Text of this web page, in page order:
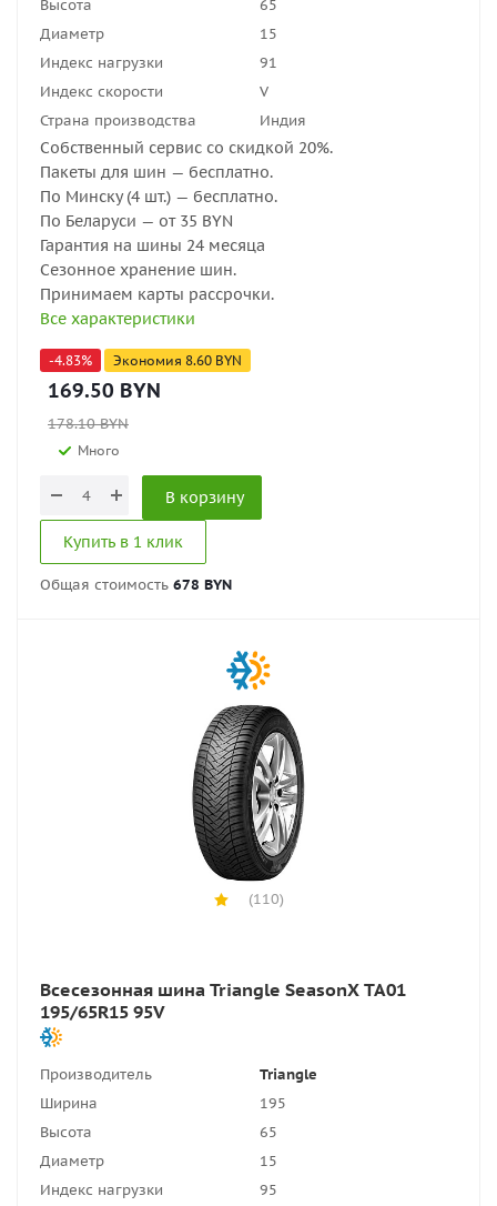
Высота
65
Диаметр
15
Индекс нагрузки
91
Индекс скорости
V
Страна производства
Индия
Собственный сервис со скидкой 20%.
Пакеты для шин — бесплатно.
По Минску (4 шт.) — бесплатно.
По Беларуси — от 35 BYN
Гарантия на шины 24 месяца
Сезонное хранение шин.
Принимаем карты рассрочки.
Все характеристики
-4.83% Экономия 8.60 BYN
169.50 BYN
178.10BYN
Много
В корзину
Купить в 1 клик
Общая стоимость 678 BYN
(110)
Всесезонная шина Triangle SeasonX TA01
195/65R15 95V
Производитель
Triangle
Ширина
195
Высота
65
Диаметр
15
Индекс нагрузки
95